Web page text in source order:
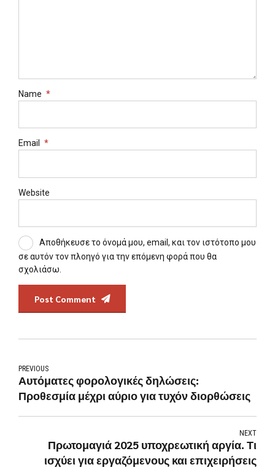
Name *
Email *
Website
Αποθήκευσε το όνομά μου, email, και τον ιστότοπο μου
σε αυτόν τον πλοηγό για την επόμενη φορά που θα
σχολιάσω.
Post Comment
PREVIOUS
Αυτόματες φορολογικές δηλώσεις:
Προθεσμία μέχρι αύριο για τυχόν διορθώσεις
NEXT
Πρωτομαγιά 2025 υποχρεωτική αργία. Τι
ισχύει για εργαζόμενους και επιχειρήσεις